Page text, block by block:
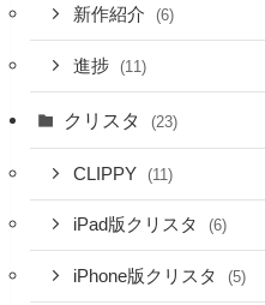
新作紹介 (6)
進捗 (11)
クリスタ (23)
CLIPPY (11)
iPad版クリスタ (6)
iPhone版クリスタ (5)